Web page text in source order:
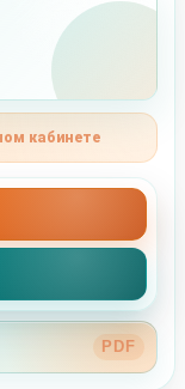
кабинете
PDF